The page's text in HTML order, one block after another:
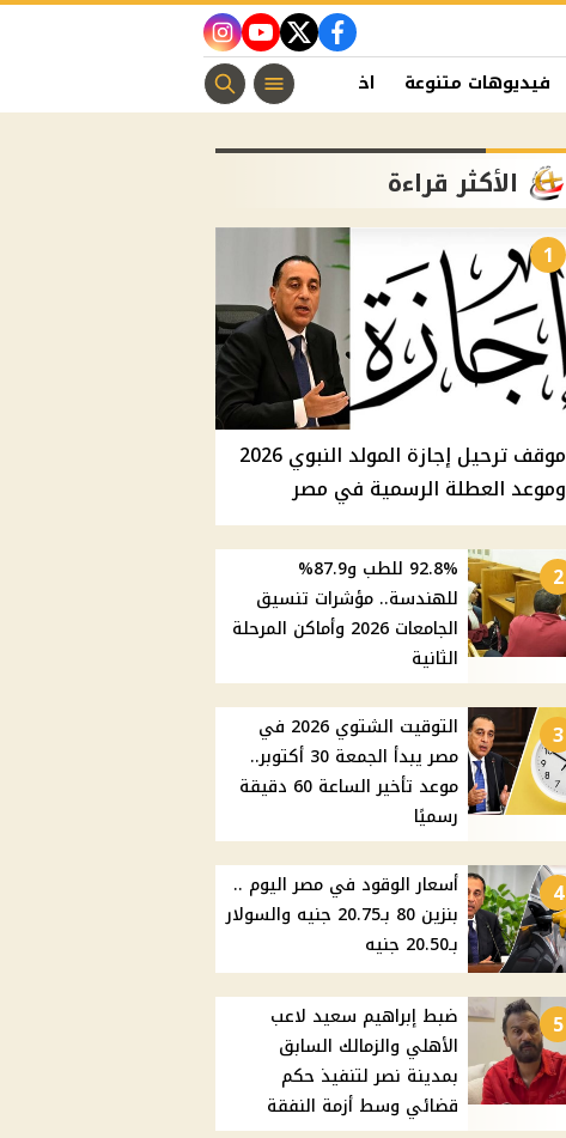
facebook
twitter
youtube
instagram
فيديوهات متنوعة اخبار الفن منوعات مسيحية
الأكثر قراءة
1
موقف ترحيل إجازة المولد النبوي 2026
وموعد العطلة الرسمية في مصر
2
92.8% للطب و87.9%
للهندسة.. مؤشرات تنسيق
الجامعات 2026 وأماكن المرحلة
الثانية
3
التوقيت الشتوي 2026 في
مصر يبدأ الجمعة 30 أكتوبر..
موعد تأخير الساعة 60 دقيقة
رسميًا
4
أسعار الوقود في مصر اليوم ..
بنزين 80 بـ20.75 جنيه والسولار
بـ20.50 جنيه
5
ضبط إبراهيم سعيد لاعب
الأهلي والزمالك السابق
بمدينة نصر لتنفيذ حكم
قضائي وسط أزمة النفقة